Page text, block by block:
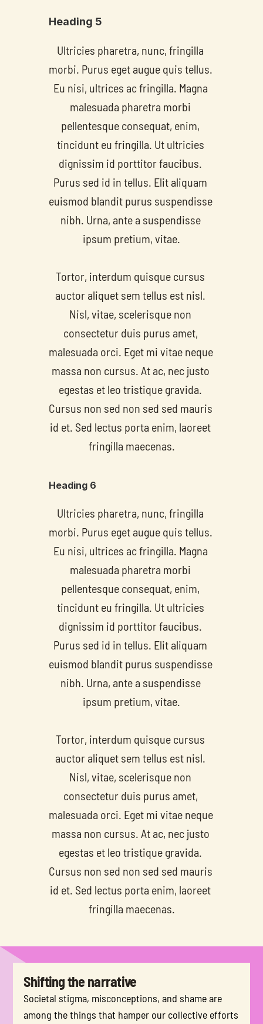
Heading 5
Ultricies pharetra, nunc, fringilla
morbi. Purus eget augue quis tellus.
Eu nisi, ultrices ac fringilla. Magna
malesuada pharetra morbi
pellentesque consequat, enim,
tincidunt eu fringilla. Ut ultricies
dignissim id porttitor faucibus.
Purus sed id in tellus. Elit aliquam
euismod blandit purus suspendisse
nibh. Urna, ante a suspendisse
ipsum pretium, vitae.
Tortor, interdum quisque cursus
auctor aliquet sem tellus est nisl.
Nisl, vitae, scelerisque non
consectetur duis purus amet,
malesuada orci. Eget mi vitae neque
massa non cursus. At ac, nec justo
egestas et leo tristique gravida.
Cursus non sed non sed sed mauris
id et. Sed lectus porta enim, laoreet
fringilla maecenas.
Heading 6
Ultricies pharetra, nunc, fringilla
morbi. Purus eget augue quis tellus.
Eu nisi, ultrices ac fringilla. Magna
malesuada pharetra morbi
pellentesque consequat, enim,
tincidunt eu fringilla. Ut ultricies
dignissim id porttitor faucibus.
Purus sed id in tellus. Elit aliquam
euismod blandit purus suspendisse
nibh. Urna, ante a suspendisse
ipsum pretium, vitae.
Tortor, interdum quisque cursus
auctor aliquet sem tellus est nisl.
Nisl, vitae, scelerisque non
consectetur duis purus amet,
malesuada orci. Eget mi vitae neque
massa non cursus. At ac, nec justo
egestas et leo tristique gravida.
Cursus non sed non sed sed mauris
id et. Sed lectus porta enim, laoreet
fringilla maecenas.
Shifting the narrative
Societal stigma, misconceptions, and shame are
among the things that hamper our collective efforts